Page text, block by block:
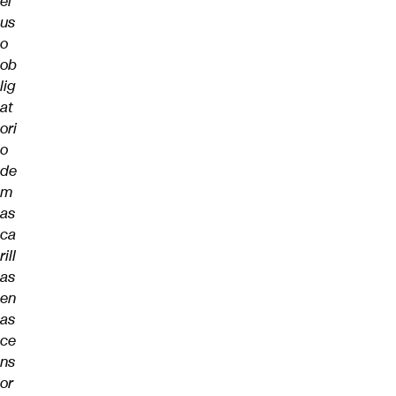
us
o
ob
lig
at
ori
o
de
m
as
ca
rill
as
en
as
ce
ns
or